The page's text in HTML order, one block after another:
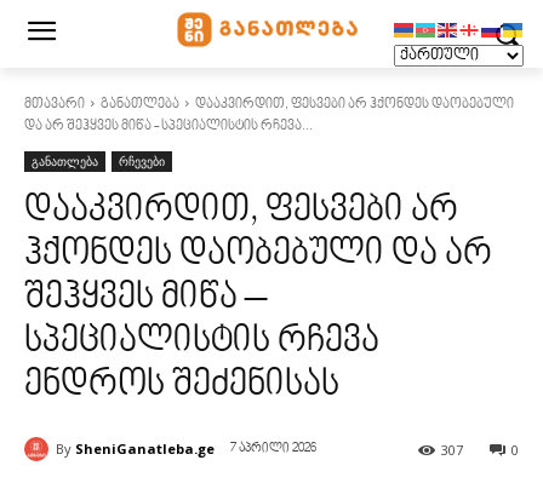
მთავარი განათლება
დააკვირდით, ფესვები არ ჰქონდეს დაობებული
და არ შეჰყვეს მიწა - სპეციალისტის რჩევა...
განათლება რჩევები
დააკვირდით, ფესვები არ
ჰქონდეს დაობებული და არ
შეჰყვეს მიწა –
სპეციალისტის რჩევა
ენდროს შეძენისას
By SheniGanatleba.ge 7 აპრილი 2026 0
307